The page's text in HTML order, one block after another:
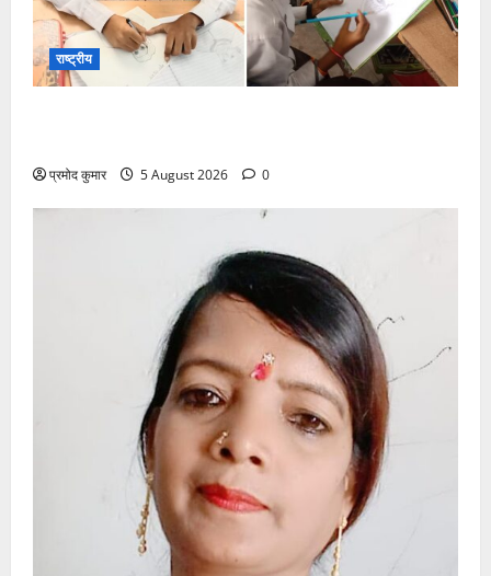
राष्ट्रीय
प्रमोद कुमार 5 August 2026 0